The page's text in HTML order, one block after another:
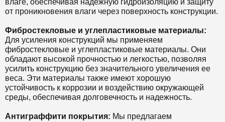
влаге, обеспечивая надежную гидроизоляцию и защиту
от проникновения влаги через поверхность конструкции.
Фибростекловые и углепластиковые материалы:
Для усиления конструкций мы применяем
фибростекловые и углепластиковые материалы. Они
обладают высокой прочностью и легкостью, позволяя
усилить конструкцию без значительного увеличения ее
веса. Эти материалы также имеют хорошую
устойчивость к коррозии и воздействию окружающей
среды, обеспечивая долговечность и надежность.
Антиграффити покрытия: Мы предлагаем